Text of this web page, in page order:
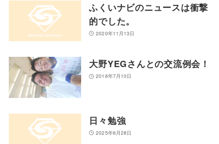
ふくいナビのニュースは衝撃
的でした。
2020年11月13日
大野YEGさんとの交流例会！
2016年7月10日
日々勉強
2025年6月28日